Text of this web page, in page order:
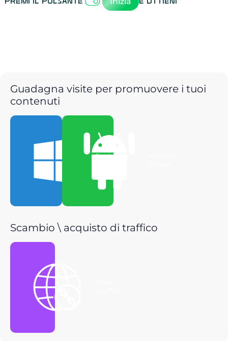
Guadagna visite per promuovere i tuoi
contenuti
Scarica per
Scambio \ acquisto di traffico